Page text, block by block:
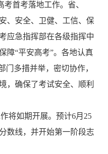
首考落地工作。省、
、安全、卫健、工信、保
应急指挥部在各级指挥中
障“平安高考”。各地认真
门多措并举，密切协作，
， 确保了考试安全、顺利
将如期开展。 预计6月 25
数线， 并开始第一阶段志